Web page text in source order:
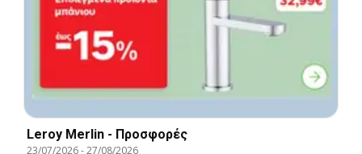
Leroy Merlin - Προσφορές
23/07/2026-27/08/2026